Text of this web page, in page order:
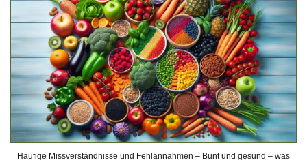
Häufige Missverständnisse und Fehlannahmen – Bunt und gesund – was